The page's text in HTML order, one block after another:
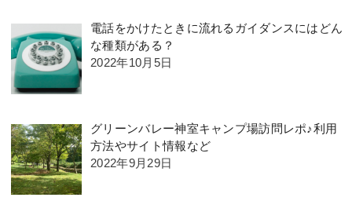
電話をかけたときに流れるガイダンスにはどん
な種類がある？
2022年10月5日
グリーンバレー神室キャンプ場訪問レポ♪利用
方法やサイト情報など
2022年9月29日